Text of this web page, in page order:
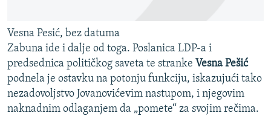
Vesna Pesić, bez datuma
Zabuna ide i dalje od toga. Poslanica LDP-a i
predsednica političkog saveta te stranke Vesna Pešić
podnela je ostavku na potonju funkciju, iskazujući tako
nezadovoljstvo Jovanovićevim nastupom, i njegovim
naknadnim odlaganjem da „pomete“ za svojim rečima.